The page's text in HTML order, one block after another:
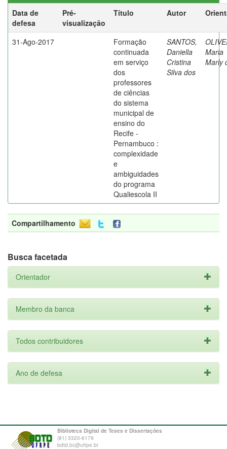
Data de
defesa
Pré-
visualização
Título Autor
31-Ago-2017
Formação
continuada
em serviço
dos
professores
de ciências
do sistema
municipal de
ensino do
Recife -
Pernambuco :
complexidade
e
ambiguidades
do programa
Qualiescola II
SANTOS,
Daniella
Cristina
Silva dos
Maria
Marly
Compartilhamento
Busca facetada
Orientador
Membro da banca
Todos contribuidores
Ano de defesa
Biblioteca Digital de Teses e Dissertações
(81) 3320-6179
bdtd.bc@ufrpe.br